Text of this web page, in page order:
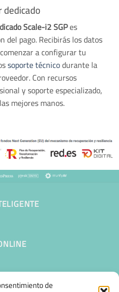
de
Scale-i2 SGPes
pago. Recibirás los datos
a configurar tu
soporte técnicodurante la
Con recursos
y soporte especializado,
mejores manos.